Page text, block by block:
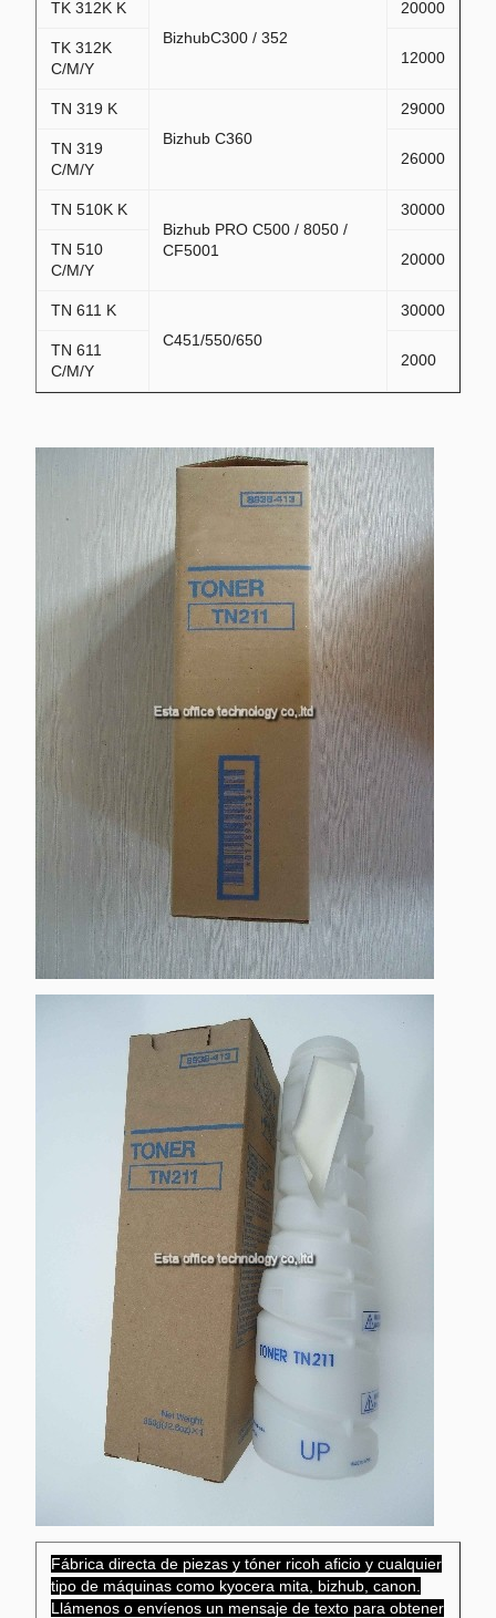
TK 312K K
BizhubC300 / 352
20000
TK 312K
C/M/Y
12000
TN 319 K
Bizhub C360
29000
TN 319
C/M/Y
26000
TN 510K K
Bizhub PRO C500 / 8050 /
CF5001
30000
TN 510
C/M/Y
20000
TN 611 K
C451/550/650
30000
TN 611
C/M/Y
2000
Fábrica directa de piezas y tóner ricoh aficio y cualquier
tipo de máquinas como kyocera mita, bizhub, canon.
Llámenos o envíenos un mensaje de texto para obtener